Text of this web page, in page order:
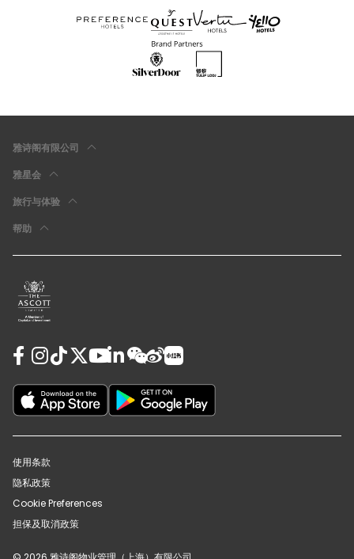
雅诗阁有限公司
雅星会
旅行与体验
帮助
使用条款
隐私政策
Cookie Preferences
担保及取消政策